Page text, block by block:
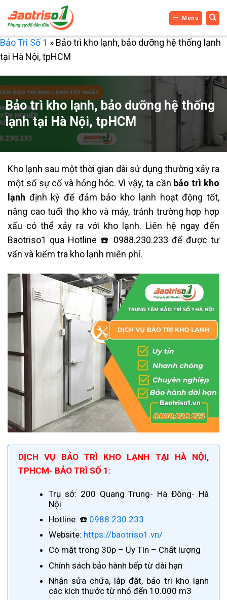
qua
nội
dung
Menu
Bảo Trì Số 1 » Bảo trì kho lạnh, bảo dưỡng hệ thống lạnh
tại Hà Nội, tpHCM
Bảo trì kho lạnh, bảo dưỡng hệ thống
lạnh tại Hà Nội, tpHCM
Kho lạnh sau một thời gian dài sử dụng thường xảy ra
một số sự cố và hỏng hóc. Vì vậy, ta cần bảo trì kho
lạnh định kỳ để đảm bảo kho lạnh hoạt động tốt,
nâng cao tuổi thọ kho và máy, tránh trường hợp hợp
xấu có thể xảy ra với kho lạnh. Liên hệ ngay đến
Baotriso1 qua Hotline ☎️ 0988.230.233 để được tư
vấn và kiểm tra kho lạnh miễn phí.
DỊCH VỤ BẢO TRÌ KHO LẠNH TẠI HÀ NỘI,
TPHCM- BẢO TRÌ SỐ 1:
Trụ sở: 200 Quang Trung- Hà Đông- Hà
Nội
Hotline: ☎️ 0988.230.233
Website: https://baotriso1.vn/
Có mặt trong 30p – Uy Tín – Chất lượng
Chính sách bảo hành bếp từ dài hạn
Nhận sửa chữa, lắp đặt, bảo trì kho lạnh
các kích thước từ nhỏ đến 10.000 m3